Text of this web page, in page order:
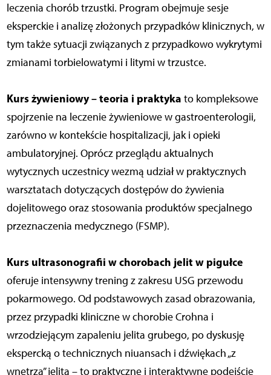
leczenia chorób trzustki. Program obejmuje sesje
eksperckie i analizę złożonych przypadków klinicznych, w
tym także sytuacji związanych z przypadkowo wykrytymi
zmianami torbielowatymi i litymi w trzustce.
Kurs żywieniowy – teoria i praktyka to kompleksowe
spojrzenie na leczenie żywieniowe w gastroenterologii,
zarówno w kontekście hospitalizacji, jak i opieki
ambulatoryjnej. Oprócz przeglądu aktualnych
wytycznych uczestnicy wezmą udział w praktycznych
warsztatach dotyczących dostępów do żywienia
dojelitowego oraz stosowania produktów specjalnego
przeznaczenia medycznego (FSMP).
Kurs ultrasonografii w chorobach jelit w pigułce
oferuje intensywny trening z zakresu USG przewodu
pokarmowego. Od podstawowych zasad obrazowania,
przez przypadki kliniczne w chorobie Crohna i
wrzodziejącym zapaleniu jelita grubego, po dyskusję
ekspercką o technicznych niuansach i dźwiękach „z
wnętrza” jelita – to praktyczne i interaktywne podejście